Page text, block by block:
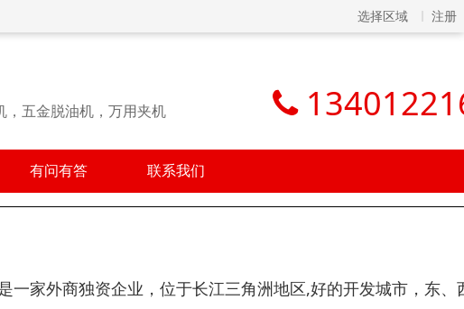
选择区域 注册
，五金脱油机，万用夹机
有问有答 联系我们
一家外商独资企业，位于长江三角洲地区,好的开发城市，东、